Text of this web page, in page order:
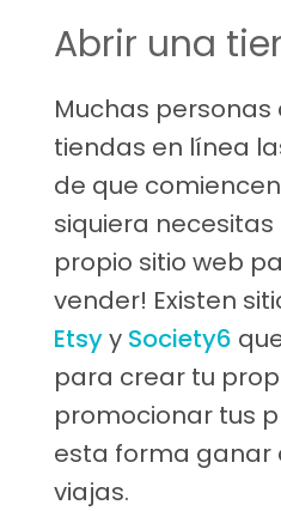
Abrir una
Muchas personas
tiendas en línea
de que comiencen
siquiera
propio sitio web
vender! Existen
Etsyy Society6
para crear tu
promocionar tus
esta forma ganar
viajas.